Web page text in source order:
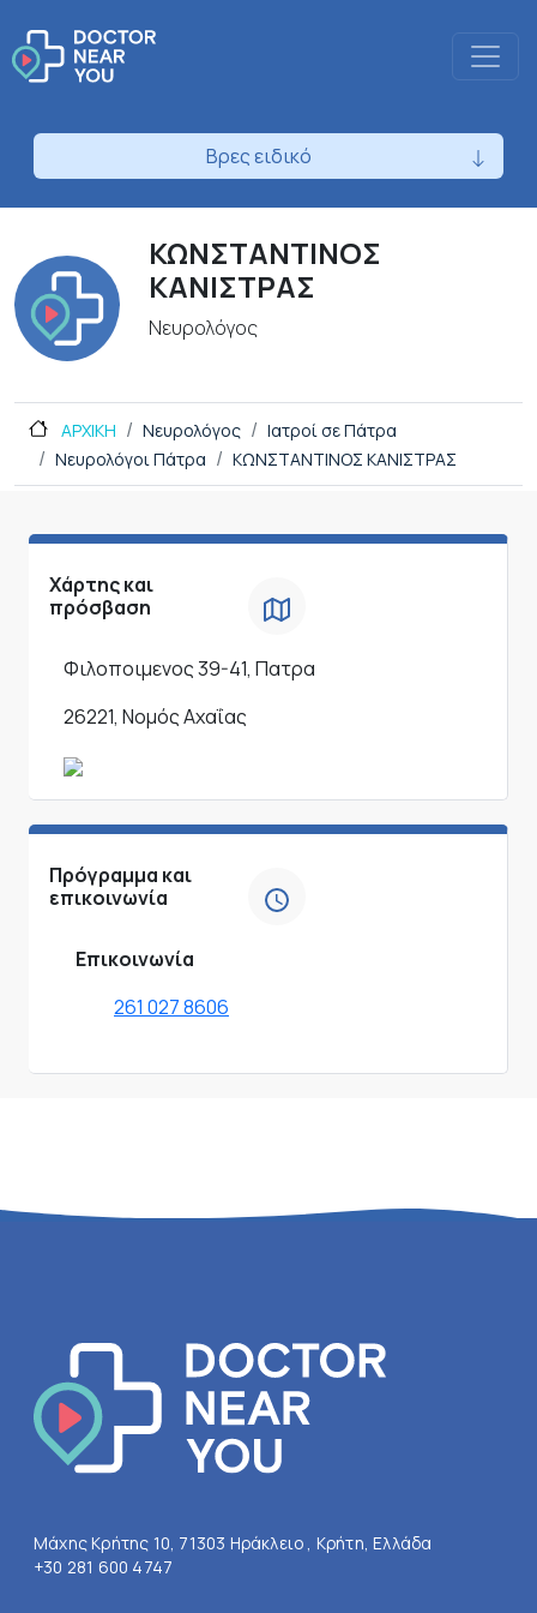
Βρες ειδικό
ΚΩΝΣΤΑΝΤΙΝΟΣ
ΚΑΝΙΣΤΡΑΣ
Νευρολόγος
ΑΡΧΙΚΗ Νευρολόγος
Ιατροί σε Πάτρα
Νευρολόγοι Πάτρα
ΚΩΝΣΤΑΝΤΙΝΟΣ ΚΑΝΙΣΤΡΑΣ
Χάρτης και
πρόσβαση
Φιλοποιμενος 39-41, Πατρα
26221, Νομός Αχαΐας
Πρόγραμμα και
επικοινωνία
Επικοινωνία
261 027 8606
Μάχης Κρήτης 10, 71303 Ηράκλειο , Κρήτη, Ελλάδα
+30 281 600 4747